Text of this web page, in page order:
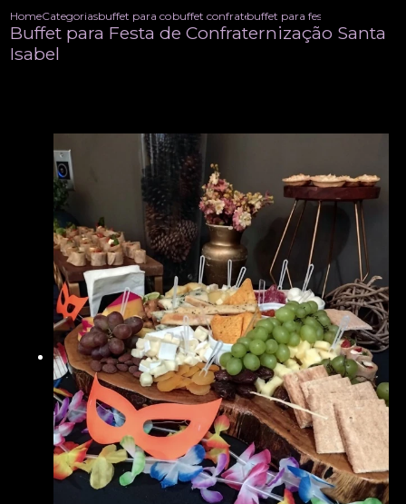
HomeCategoriasbuffet para confraternizacoes
buffet confraternizacao de empresa
buffet para festa de
Buffet para Festa de Confraternização Santa
Isabel